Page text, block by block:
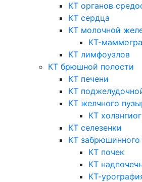
КТ органов
КТ сердца
КТ молочной
КТ-
КТ лимфоузлов
КТ брюшной полости
КТ печени
КТ
КТ желчного
КТ
КТ селезенки
КТ забрюшинного
КТ почек
КТ
КТ-